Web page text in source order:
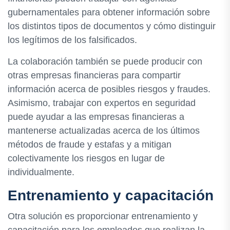
gubernamentales para obtener información sobre
los distintos tipos de documentos y cómo distinguir
los legítimos de los falsificados.
La colaboración también se puede producir con
otras empresas financieras para compartir
información acerca de posibles riesgos y fraudes.
Asimismo, trabajar con expertos en seguridad
puede ayudar a las empresas financieras a
mantenerse actualizadas acerca de los últimos
métodos de fraude y estafas y a mitigan
colectivamente los riesgos en lugar de
individualmente.
Entrenamiento y capacitación
Otra solución es proporcionar entrenamiento y